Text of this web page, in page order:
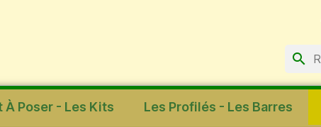
search
À Poser - Les Kits Les Profilés - Les Barres
inox